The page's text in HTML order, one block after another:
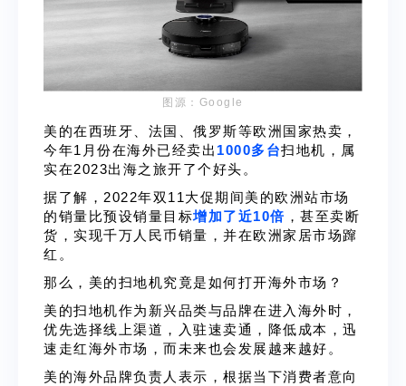
图源：Google
美的在西班牙、法国、俄罗斯等欧洲国家热卖，
今年1月份在海外已经卖出 1000多台扫地机，属
实在2023出海之旅开了个好头。
据了解，2022年双11大促期间美的欧洲站市场
的销量比预设销量目标增加了近10倍 ，甚至卖断
货，实现千万人民币销量，并在欧洲家居市场蹿
红。
那么，美的扫地机究竟是如何打开海外市场？
美的扫地机作为新兴品类与品牌在进入海外时，
优先选择线上渠道，入驻速卖通，降低成本，迅
速走红海外市场，而未来也会发展越来越好。
美的海外品牌负责人 表示，根据当下消费者意向